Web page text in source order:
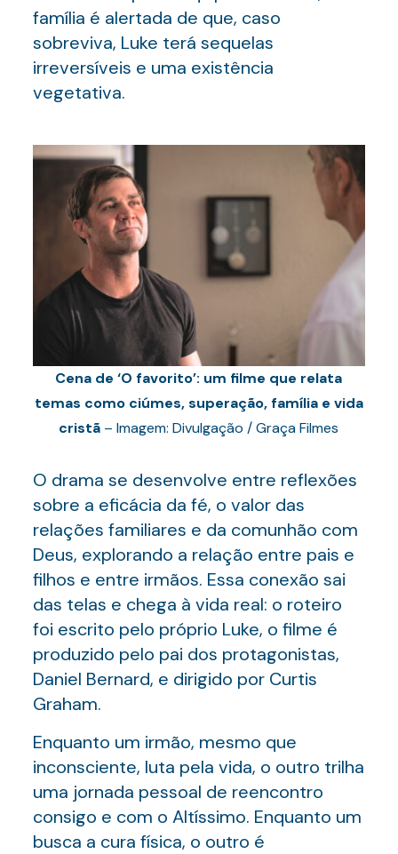
família é alertada de que, caso
sobreviva, Luke terá sequelas
irreversíveis e uma existência
vegetativa.
Cena de ‘O favorito’: um filme que relata
temas como ciúmes, superação, família e vida
cristã – Imagem: Divulgação / Graça Filmes
O drama se desenvolve entre reflexões
sobre a eficácia da fé, o valor das
relações familiares e da comunhão com
Deus, explorando a relação entre pais e
filhos e entre irmãos. Essa conexão sai
das telas e chega à vida real: o roteiro
foi escrito pelo próprio Luke, o filme é
produzido pelo pai dos protagonistas,
Daniel Bernard, e dirigido por Curtis
Graham.
Enquanto um irmão, mesmo que
inconsciente, luta pela vida, o outro trilha
uma jornada pessoal de reencontro
consigo e com o Altíssimo. Enquanto um
busca a cura física, o outro é